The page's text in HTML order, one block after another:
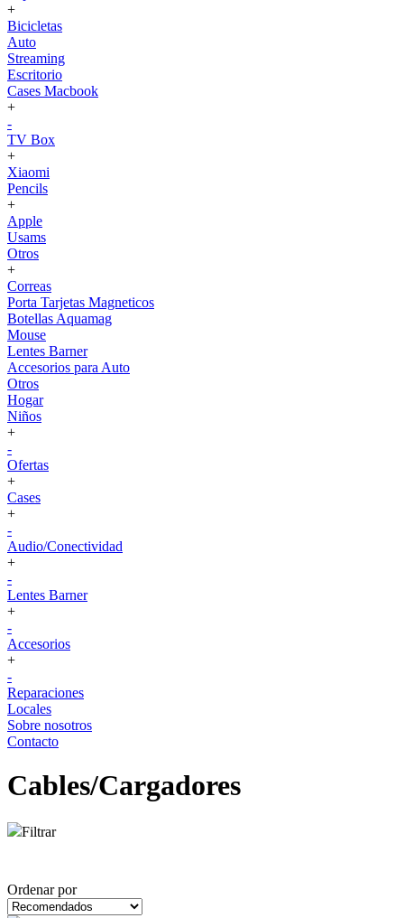
+
Bicicletas
Auto
Streaming
Escritorio
Cases Macbook
+
-
TV Box
+
Xiaomi
Pencils
+
Apple
Usams
Otros
+
Correas
Porta Tarjetas Magneticos
Botellas Aquamag
Mouse
Lentes Barner
Accesorios para Auto
Otros
Hogar
Niños
+
-
Ofertas
+
Cases
+
-
Audio/Conectividad
+
-
Lentes Barner
+
-
Accesorios
+
-
Reparaciones
Locales
Sobre nosotros
Contacto
Cables/Cargadores
Filtrar
Ordenar por